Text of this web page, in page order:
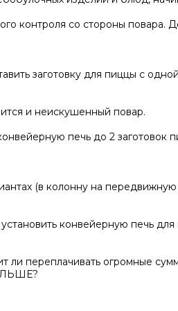
контроля со стороны повара.
заготовку для пиццы с
и неискушенный повар.
печь до 2 заготовок
(в колонну на передвижную
конвейерную печь
ли переплачивать огромные